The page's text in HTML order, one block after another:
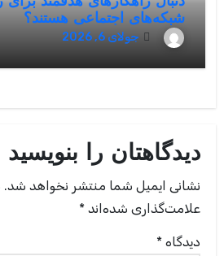
شبکه‌های اجتماعی هستند؟
جولای 6, 2026
دیدگاهتان را بنویسید
نشانی ایمیل شما منتشر نخواهد شد.
علامت‌گذاری شده‌اند*
دیدگاه*